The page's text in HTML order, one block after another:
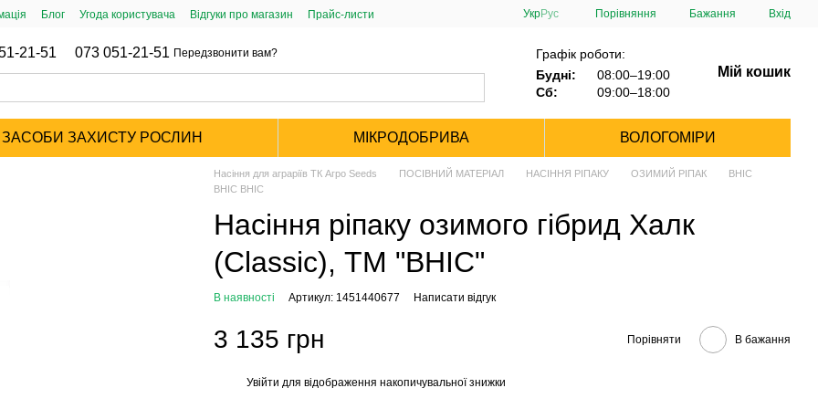
Блог Угода користувача Відгуки про магазин
Прайс-листи
УкрРус Порівняння Бажання Вхід
21-51 073 051-21-51 Передзвонити вам?
Графік роботи:
Будні:
08:00–19:00
Сб:
09:00–18:00
Мій кошик
ЗАСОБИ ЗАХИСТУ РОСЛИН МІКРОДОБРИВА ВОЛОГОМІРИ
Насіння для аграріїв ТК Агро Seeds ПОСІВНИЙ МАТЕРІАЛ НАСІННЯ РІПАКУ ОЗИМИЙ РІПАК
ВНІС
ВНІС ВНІС
Насіння ріпаку озимого гібрид Халк
(Classic), ТМ "ВНІС"
В наявності Артикул: 1451440677 Написати відгук
3 135 грн Порівняти В бажання
Увійти для відображення накопичувальної знижки